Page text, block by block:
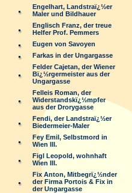
Engelhart, Landstraï¿½er
Maler und Bildhauer
Englisch Franz, der treue
Helfer Prof. Pemmers
Eugen von Savoyen
Farkas in der Ungargasse
Felder Cajetan, der Wiener
Bï¿½rgermeister aus der
Ungargasse
Felleis Roman, der
Widerstandskï¿½mpfer
aus der Drorygasse
Fendi, der Landstraï¿½er
Biedermeier-Maler
Fey Emil, Selbstmord in
Wien III.
Figl Leopold, wohnhaft
Wien III.
Fix Anton, Mitbegrï¿½nder
der Firma Portois & Fix in
der Ungargasse